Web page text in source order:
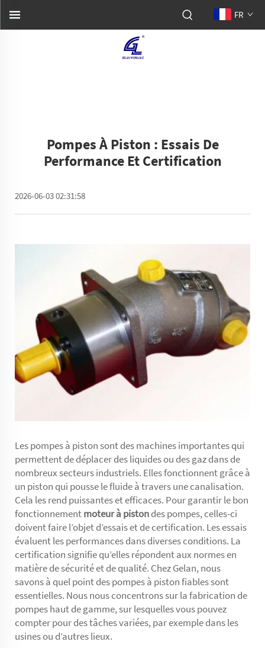
FR
Pompes À Piston : Essais De
Performance Et Certification
2026-06-03 02:31:58
Les pompes à piston sont des machines importantes qui
permettent de déplacer des liquides ou des gaz dans de
nombreux secteurs industriels. Elles fonctionnent grâce à
un piston qui pousse le fluide à travers une canalisation.
Cela les rend puissantes et efficaces. Pour garantir le bon
fonctionnementmoteur à pistondes pompes, celles-ci
doivent faire l’objet d’essais et de certification. Les essais
évaluent les performances dans diverses conditions. La
certification signifie qu’elles répondent aux normes en
matière de sécurité et de qualité. Chez Gelan, nous
savons à quel point des pompes à piston fiables sont
essentielles. Nous nous concentrons sur la fabrication de
pompes haut de gamme, sur lesquelles vous pouvez
compter pour des tâches variées, par exemple dans les
usines ou d’autres lieux.